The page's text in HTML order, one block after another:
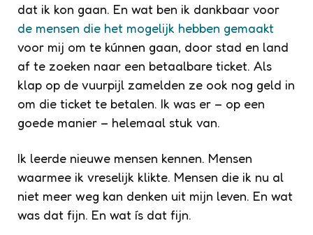
dat ik kon gaan. En wat ben ik dankbaar voor
de mensen die het mogelijk hebben gemaakt
voor mij om te kúnnen gaan, door stad en land
af te zoeken naar een betaalbare ticket. Als
klap op de vuurpijl zamelden ze ook nog geld in
om die ticket te betalen. Ik was er – op een
goede manier – helemaal stuk van.
Ik leerde nieuwe mensen kennen. Mensen
waarmee ik vreselijk klikte. Mensen die ik nu al
niet meer weg kan denken uit mijn leven. En wat
was dat fijn. En wat ís dat fijn.